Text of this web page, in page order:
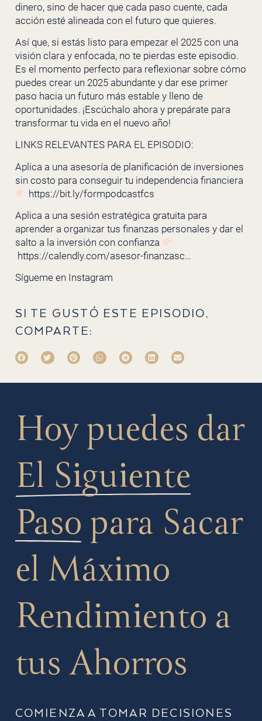
dinero, sino de hacer que cada paso cuente, cada
acción esté alineada con el futuro que quieres.
Así que, si estás listo para empezar el 2025 con una
visión clara y enfocada, no te pierdas este episodio.
Es el momento perfecto para reflexionar sobre cómo
puedes crear un 2025 abundante y dar ese primer
paso hacia un futuro más estable y lleno de
oportunidades. ¡Escúchalo ahora y prepárate para
transformar tu vida en el nuevo año!
LINKS RELEVANTES PARA EL EPISODIO:
Aplica a una asesoría de planificación de inversiones
sin costo para conseguir tu independencia financiera
https://bit.ly/formpodcastfcs
Aplica a una sesión estratégica gratuita para
aprender a organizar tus finanzas personales y dar el
salto a la inversión con confianza
https://calendly.com/asesor-finanzasc…
Sígueme en Instagram
SI TE GUSTÓ ESTE EPISODIO,
COMPARTE:
Hoy puedes dar
El Siguiente
Paso para Sacar
el Máximo
Rendimiento a
tus Ahorros
COMIENZA A TOMAR DECISIONES